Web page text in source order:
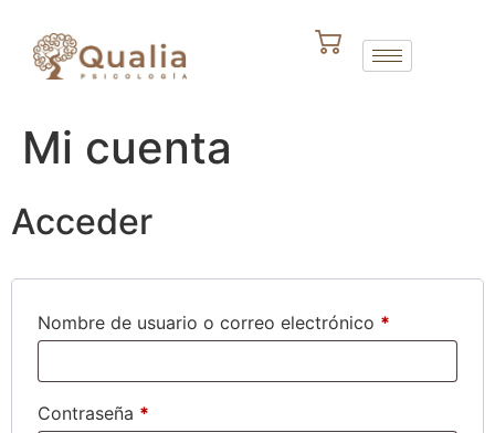
Mi cuenta
Acceder
Nombre de usuario o correo electrónico *
Contraseña *